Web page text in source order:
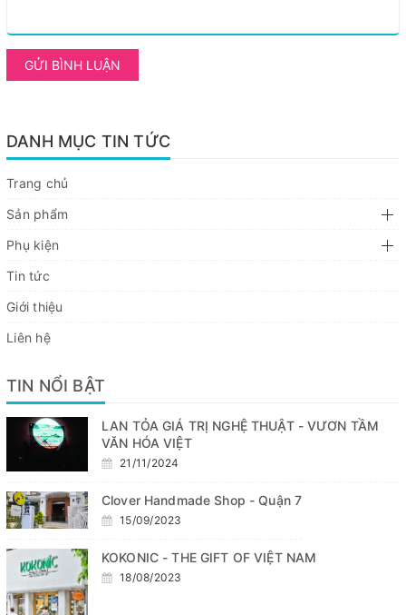
GỬI BÌNH LUẬN
DANH MỤC TIN TỨC
Trang chủ
Sản phẩm
Phụ kiện
Tin tức
Giới thiệu
Liên hệ
TIN NỔI BẬT
LAN TỎA GIÁ TRỊ NGHỆ THUẬT - VƯƠN TẦM
VĂN HÓA VIỆT
21/11/2024
Clover Handmade Shop - Quận 7
15/09/2023
KOKONIC - THE GIFT OF VIỆT NAM
18/08/2023